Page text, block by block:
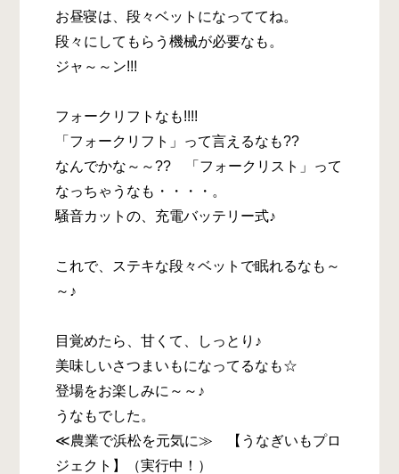
お昼寝は、段々ベットになっててね。
段々にしてもらう機械が必要なも。
ジャ～～ン!!!
フォークリフトなも!!!!
「フォークリフト」って言えるなも??
なんでかな～～?? 「フォークリスト」って
なっちゃうなも・・・・。
騒音カットの、充電バッテリー式♪
これで、ステキな段々ベットで眠れるなも～
～♪
目覚めたら、甘くて、しっとり♪
美味しいさつまいもになってるなも☆
登場をお楽しみに～～♪
うなもでした。
≪農業で浜松を元気に≫ 【うなぎいもプロ
ジェクト】（実行中！）